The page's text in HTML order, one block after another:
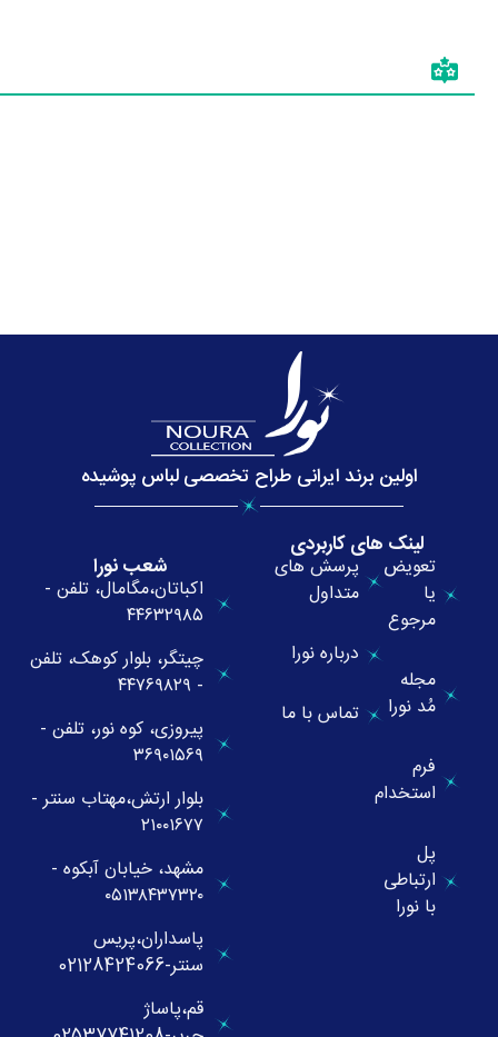
اولین برند ایرانی طراح تخصصی لباس پوشیده
لینک های کاربردی
تعویض
یا
مرجوع
مجله
مُد نورا
فرم
استخدام
پل
ارتباطی
با نورا
پرسش های
متداول
درباره نورا
تماس با ما
شعب نورا
اکباتان،مگامال، تلفن -
۴۴۶۳۲۹۸۵
چیتگر، بلوار کوهک، تلفن
- ۴۴۷۶۹۸۲۹
پیروزی، کوه نور، تلفن -
۳۶۹۰۱۵۶۹
بلوار ارتش،مهتاب سنتر -
۲۱۰۰۱۶۷۷
مشهد، خیابان آبکوه -
۰۵۱۳۸۴۳۷۳۲۰
پاسداران،پریس
سنتر-02128424066
قم،پاساژ